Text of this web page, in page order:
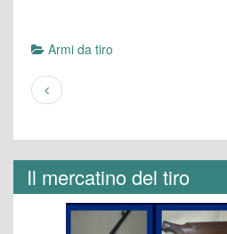
Armi da tiro
Il mercatino del tiro